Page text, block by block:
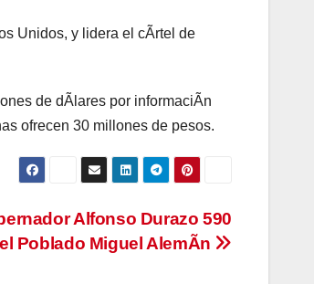
Unidos, y lidera el cÃrtel de
de dÃlares por informaciÃn
ofrecen 30 millones de pesos.
Alfonso Durazo 590
Poblado Miguel AlemÃn